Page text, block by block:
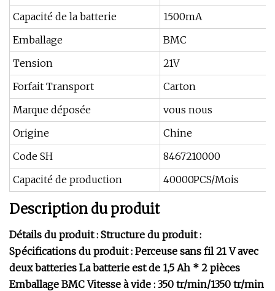
Capacité de la batterie
1500mA
Emballage
BMC
Tension
21V
Forfait Transport
Carton
Marque déposée
vous nous
Origine
Chine
Code SH
8467210000
Capacité de production
40000PCS/Mois
Description du produit
Détails du produit : Structure du produit :
Spécifications du produit : Perceuse sans fil 21 V avec
deux batteries La batterie est de 1,5 Ah * 2 pièces
Emballage BMC Vitesse à vide : 350 tr/min/1350 tr/min